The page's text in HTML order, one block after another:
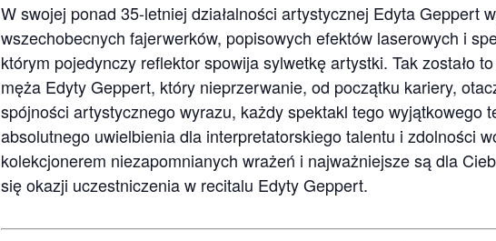
W swojej ponad 35-letniej działalności artystycznej Edyta Geppert
wszechobecnych fajerwerków, popisowych efektów laserowych i
którym pojedynczy reflektor spowija sylwetkę artystki. Tak zostało
męża Edyty Geppert, który nieprzerwanie, od początku kariery,
spójności artystycznego wyrazu, każdy spektakl tego wyjątkowego
absolutnego uwielbienia dla interpretatorskiego talentu i zdolności
kolekcjonerem niezapomnianych wrażeń i najważniejsze są dla
się okazji uczestniczenia w recitalu Edyty Geppert.